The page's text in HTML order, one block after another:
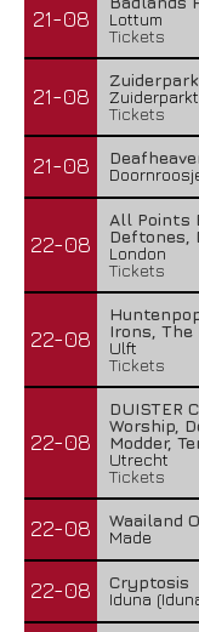
21-08
Lottum
Tickets
21-08
Tickets
21-08
22-08
All Points
Deftones,
London
Tickets
22-08
Irons, The
Ulft
Tickets
22-08
DUISTER
Worship,
Modder,
Utrecht
Tickets
22-08
Waailand
Made
22-08
Cryptosis
Iduna